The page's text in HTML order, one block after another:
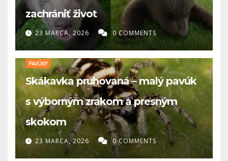
zachrániť život
23 MARCA, 2026 0 COMMENTS
PAVÚKY
Skákavka pruhovaná – malý pavúk
s výborným zrakom a presným
skokom
23 MARCA, 2026 0 COMMENTS